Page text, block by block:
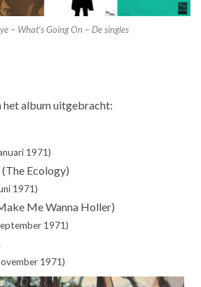
– What’s Going On – De singles
het album uitgebracht:
1971)
Ecology)
1971)
Me Wanna Holler)
1971)
1971)